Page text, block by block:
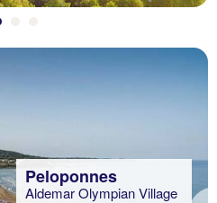
Peloponnes
Aldemar Olympian Village